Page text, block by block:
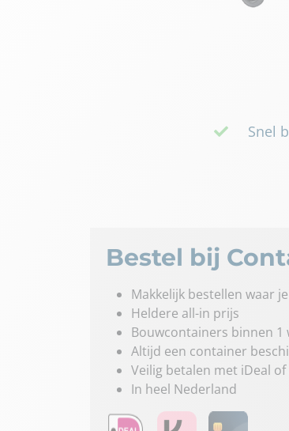
Snel
Bestel bij
Makkelijk bestellen waar
Heldere all-in prijs
Bouwcontainers binnen 1
Altijd een container
Veilig betalen met iDeal
In heel Nederland